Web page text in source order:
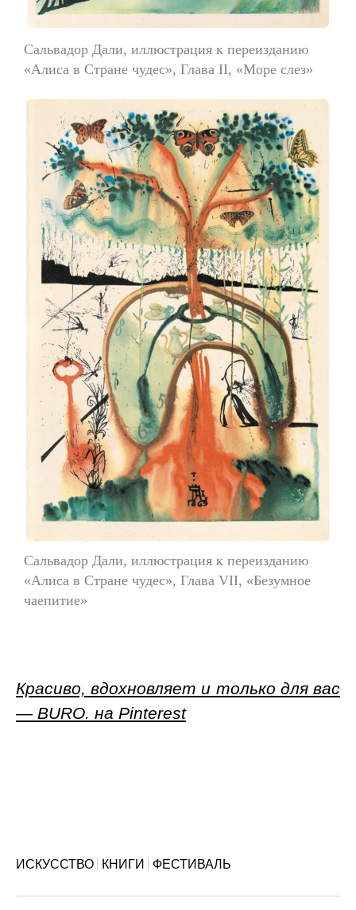
Сальвадор Дали, иллюстрация к переизданию
«Алиса в Стране чудес», Глава II, «Море слез»
Сальвадор Дали, иллюстрация к переизданию
«Алиса в Стране чудес», Глава VII, «Безумное
чаепитие»
Красиво, вдохновляет и только для вас
— BURO. на Pinterest
ИСКУССТВО КНИГИ ФЕСТИВАЛЬ